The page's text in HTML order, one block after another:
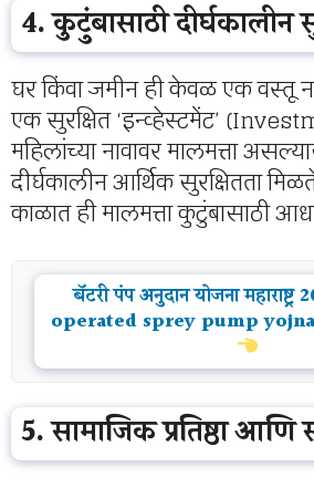
4. कुटुंबासाठी दीर्घकालीन
घर किंवा जमीन ही केवळ एक वस्तू
एक सुरक्षित ‘इन्व्हेस्टमेंट’
महिलांच्या नावावर मालमत्ता
दीर्घकालीन आर्थिक सुरक्षितता
काळात ही मालमत्ता कुटुंबासाठी
बॅटरी पंप अनुदान योजना
operated sprey pump
5. सामाजिक प्रतिष्ठा आणि